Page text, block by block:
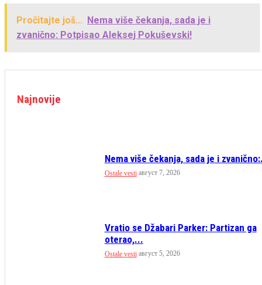
Pročitajte još... Nema više čekanja, sada je i
zvanično: Potpisao Aleksej Pokuševski!
Najnovije
Nema više čekanja, sada je i
Ostale vesti август 7, 2026
Vratio se Džabari Parker: Partizan ga
oterao,...
Ostale vesti август 5, 2026